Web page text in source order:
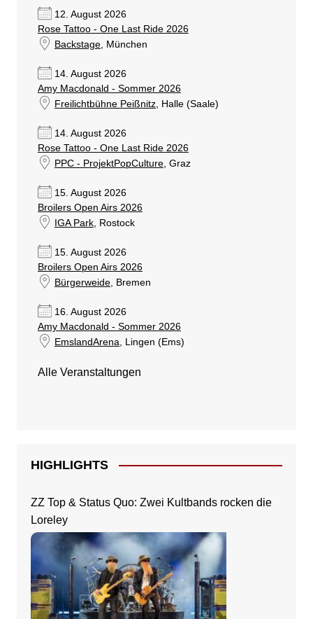
12. August 2026
Rose Tattoo - One Last Ride 2026
Backstage, München
14. August 2026
Amy Macdonald - Sommer 2026
Freilichtbühne Peißnitz, Halle (Saale)
14. August 2026
Rose Tattoo - One Last Ride 2026
PPC - ProjektPopCulture, Graz
15. August 2026
Broilers Open Airs 2026
IGA Park, Rostock
15. August 2026
Broilers Open Airs 2026
Bürgerweide, Bremen
16. August 2026
Amy Macdonald - Sommer 2026
EmslandArena , Lingen (Ems)
Alle Veranstaltungen
HIGHLIGHTS
ZZ Top & Status Quo: Zwei Kultbands rocken die
Loreley